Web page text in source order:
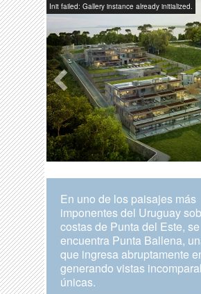
Init failed: Gallery instance already initialized.
En uno de los paisajes más
imponentes del Uruguay
costas de Punta del Este, se
encuentra Punta Ballena,
que ingresa abruptamente
generando vistas
únicas.